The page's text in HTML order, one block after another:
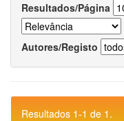
Resultados/Página
Autores/Registo
Resultados 1-1 de 1.